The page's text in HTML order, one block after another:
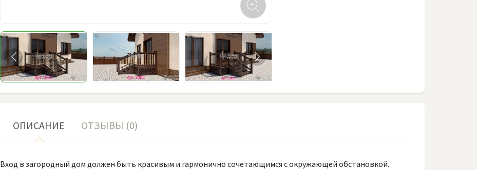
ОПИСАНИЕ ОТЗЫВЫ (0)
Вход в загородный дом должен быть красивым и гармонично сочетающимся с окружающей обстановкой.